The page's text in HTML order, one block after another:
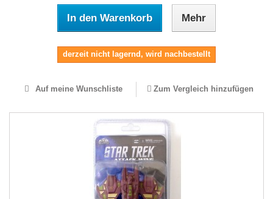
In den Warenkorb Mehr
derzeit nicht lagernd, wird nachbestellt
Auf meine Wunschliste Zum Vergleich hinzufügen